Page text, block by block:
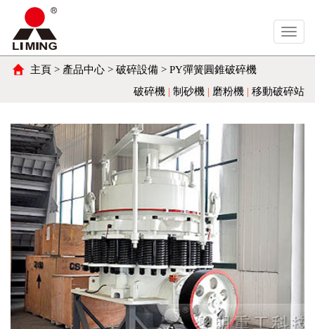
主頁 > 產品中心 > 破碎設備 > PY彈簧圓錐破碎機
破碎機 | 制砂機 | 磨粉機 | 移動破碎站